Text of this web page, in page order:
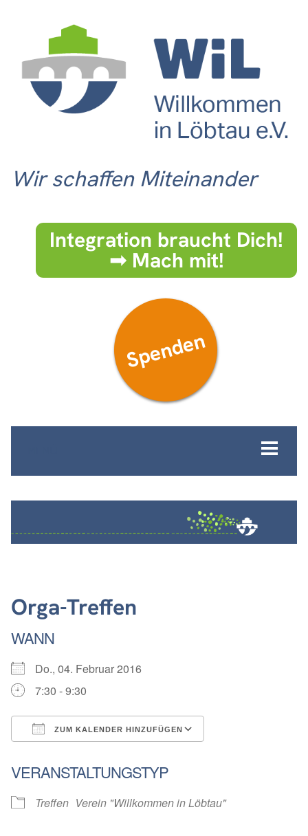
Wir schaffen Miteinander
Integration braucht Dich!
➟ Mach mit!
Spenden
Orga-Treffen
WANN
Do., 04. Februar 2016
7:30 - 9:30
ZUM KALENDER HINZUFÜGEN
VERANSTALTUNGSTYP
Treffen Verein "Willkommen in Löbtau"